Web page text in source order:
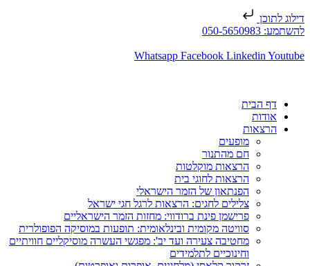
דילוג לתוכן
להשתמע: 050-5650983
Whatsapp Facebook Linkedin Youtube
דף הבית
אודות
הרצאות
מופעים
חם מהתנור
הרצאות מוקלטות
הרצאות לחוגי בית
הפנתאון של הזמר הישראלי
צלילים לחגים: הרצאות לרגל חגי ישראל
פרישמן פינת ברודווי: מחזות הזמר הישראליים
סוויטה מקומית ובינלאומית: תופעות במוסיקה הפופולרית
מחטיבה צעירה ועד יב': מפגשי העשרה מוסיקליים חוויתיים
וחינוכיים לתלמידים